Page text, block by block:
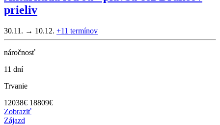
prieliv
30.11. → 10.12. +11 termínov
náročnosť
11 dní
Trvanie
12038€ 18809€
Zobraziť
Zájazd